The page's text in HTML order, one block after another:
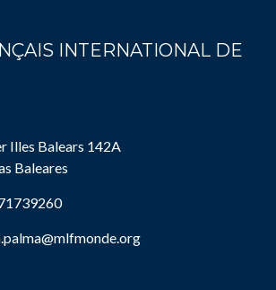
INTERNATIONAL DE
Illes Balears 142A
Baleares